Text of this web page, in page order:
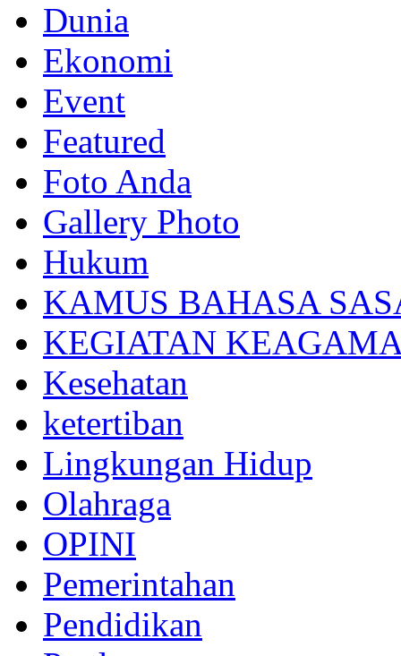
Dunia
Ekonomi
Event
Featured
Foto Anda
Gallery Photo
Hukum
KAMUS BAHASA
KEGIATAN
Kesehatan
ketertiban
Lingkungan Hidup
Olahraga
OPINI
Pemerintahan
Pendidikan